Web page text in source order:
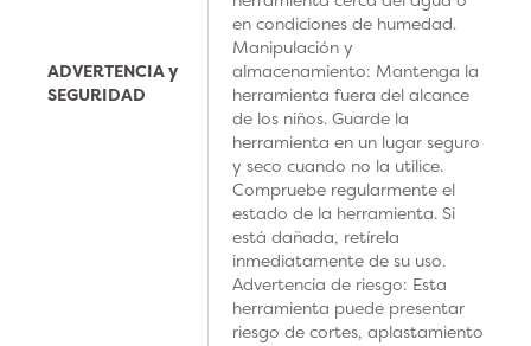
ADVERTENCIA y
SEGURIDAD
en condiciones de humedad.
Manipulación y
almacenamiento: Mantenga la
herramienta fuera del alcance
de los niños. Guarde la
herramienta en un lugar seguro
y seco cuando no la utilice.
Compruebe regularmente el
estado de la herramienta. Si
está dañada, retírela
inmediatamente de su uso.
Advertencia de riesgo: Esta
herramienta puede presentar
riesgo de cortes, aplastamiento